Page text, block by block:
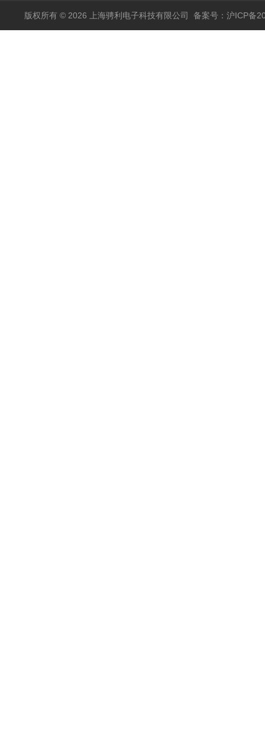
版权所有 © 2026 上海骋利电子科技有限公司 备案号：沪ICP备